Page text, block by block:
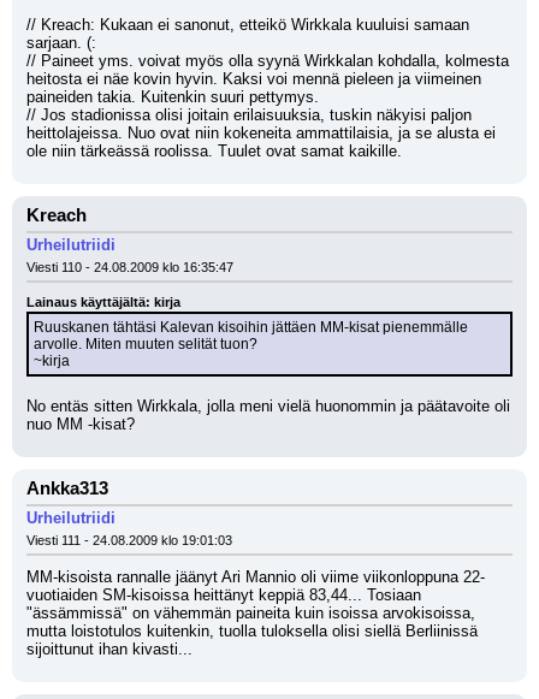
// Kreach: Kukaan ei sanonut, etteikö Wirkkala kuuluisi samaan
sarjaan. (:
// Paineet yms. voivat myös olla syynä Wirkkalan kohdalla, kolmesta
heitosta ei näe kovin hyvin. Kaksi voi mennä pieleen ja viimeinen
paineiden takia. Kuitenkin suuri pettymys.
// Jos stadionissa olisi joitain erilaisuuksia, tuskin näkyisi paljon
heittolajeissa. Nuo ovat niin kokeneita ammattilaisia, ja se alusta ei
ole niin tärkeässä roolissa. Tuulet ovat samat kaikille.
Kreach
Urheilutriidi
Viesti 110 - 24.08.2009 klo 16:35:47
Lainaus käyttäjältä: kirja
Ruuskanen tähtäsi Kalevan kisoihin jättäen MM-kisat pienemmälle
arvolle. Miten muuten selität tuon?
~kirja
No entäs sitten Wirkkala, jolla meni vielä huonommin ja päätavoite oli
nuo MM -kisat?
Ankka313
Urheilutriidi
Viesti 111 - 24.08.2009 klo 19:01:03
MM-kisoista rannalle jäänyt Ari Mannio oli viime viikonloppuna 22-
vuotiaiden SM-kisoissa heittänyt keppiä 83,44... Tosiaan
"ässämmissä" on vähemmän paineita kuin isoissa arvokisoissa,
mutta loistotulos kuitenkin, tuolla tuloksella olisi siellä Berliinissä
sijoittunut ihan kivasti...